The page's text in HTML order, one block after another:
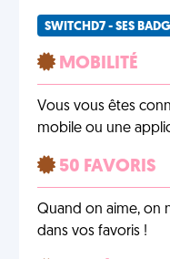
SWITCHD7 - SES
MOBILITÉ
Vous vous êtes
mobile ou une
50 FAVORIS
Quand on aime, on
dans vos favoris !